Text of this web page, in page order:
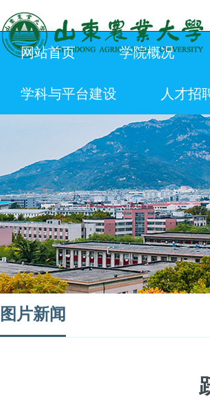
网站首页 学院概况
学科与平台建设 人才招
图片新闻